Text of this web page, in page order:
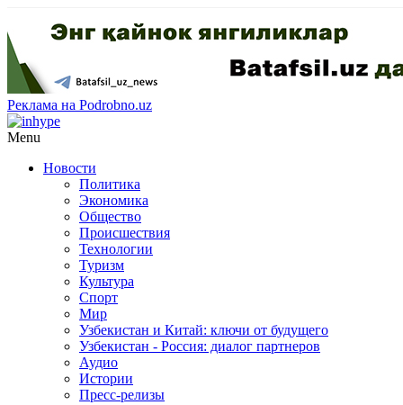
Реклама на Podrobno.uz
Menu
Новости
Политика
Экономика
Общество
Происшествия
Технологии
Туризм
Культура
Спорт
Мир
Узбекистан и Китай: ключи от будущего
Узбекистан - Россия: диалог партнеров
Аудио
Истории
Пресс-релизы